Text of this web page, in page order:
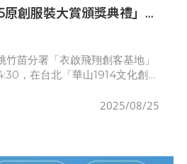
創服裝大賞頒獎典禮」
苗分署「衣啟飛翔創客基地」
，在台北「華山1914文化創意
品牌
2025/08/25